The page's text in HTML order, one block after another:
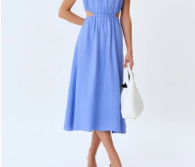
ДОБАВИТЬ В КОРЗИНУ
46